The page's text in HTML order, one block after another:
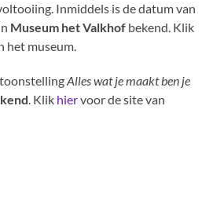
Inmiddels is de datum van
Museum het Valkhof bekend. Klik
het museum.
Alles wat je maakt ben je
. Klik hiervoor de site van